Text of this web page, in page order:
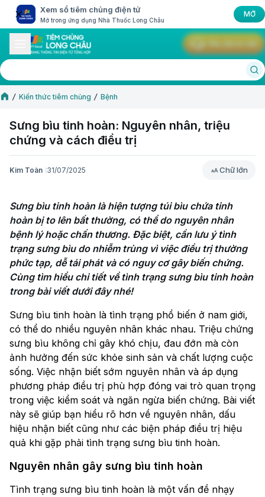
Xem sổ tiêm chủng điện tử
Mở trong ứng dụng Nhà Thuốc Long Châu
MỞ
Kiến thức tiêm chủng Bệnh
Sưng bìu tinh hoàn: Nguyên nhân, triệu
chứng và cách điều trị
Kim Toàn 31/07/2025 Chữ lớn
Chữ lớn
Sưng bìu tinh hoàn là hiện tượng túi bìu chứa tinh
hoàn bị to lên bất thường, có thể do nguyên nhân
bệnh lý hoặc chấn thương. Đặc biệt, cần lưu ý tình
trạng sưng bìu do nhiễm trùng vì việc điều trị thường
phức tạp, dễ tái phát và có nguy cơ gây biến chứng.
Cùng tìm hiểu chi tiết về tình trạng sưng bìu tinh hoàn
Sưng bìu tinh hoàn là tình trạng phổ biến ở nam giới,
có thể do nhiều nguyên nhân khác nhau. Triệu chứng
sưng bìu không chỉ gây khó chịu, đau đớn mà còn
ảnh hưởng đến sức khỏe sinh sản và chất lượng cuộc
sống. Việc nhận biết sớm nguyên nhân và áp dụng
phương pháp điều trị phù hợp đóng vai trò quan trọng
trong việc kiểm soát và ngăn ngừa biến chứng. Bài viết
này sẽ giúp bạn hiểu rõ hơn về nguyên nhân, dấu
hiệu nhận biết cũng như các biện pháp điều trị hiệu
quả khi gặp phải tình trạng sưng bìu tinh hoàn.
Nguyên nhân gây sưng bìu tinh hoàn
Tình trạng sưng bìu tinh hoàn là một vấn đề nhạy